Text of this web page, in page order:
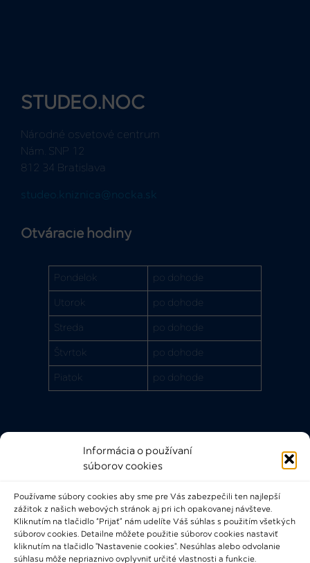
Informácia o používaní
súborov cookies
Používame súbory cookies aby sme pre Vás zabezpečili ten najlepší
zážitok z našich webových stránok aj pri ich opakovanej návšteve.
Kliknutím na tlačidlo “Prijať” nám udelíte Váš súhlas s použitím všetkých
súborov cookies. Detailne môžete použitie súborov cookies nastaviť
kliknutím na tlačidlo "Nastavenie cookies". Nesúhlas alebo odvolanie
súhlasu môže nepriaznivo ovplyvniť určité vlastnosti a funkcie.
STUDEO.NOC
Národné osvetové centrum
Nám. SNP 12
812 34 Bratislava
studeo.kniznica@nocka.sk
Otváracie hodiny
Pondelok po dohode
Utorok po dohode
Streda po dohode
Štvrtok po dohode
Piatok po dohode
Rýchle odkazy
Bádateľský poriadok
Knižničný a výpožičný poriadok
Všeobecné podmienky